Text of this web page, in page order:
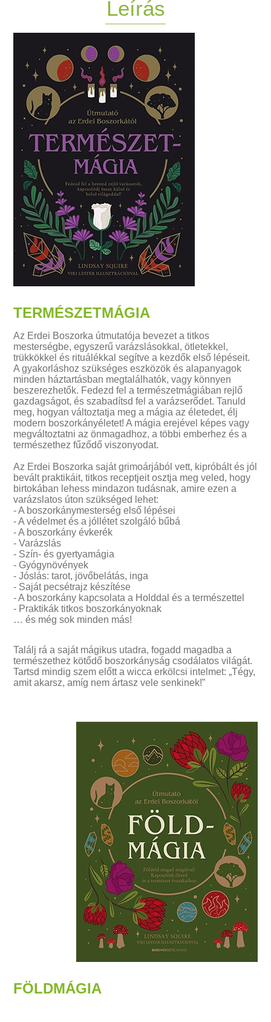
Leírás
TERMÉSZETMÁGIA
Az Erdei Boszorka útmutatója bevezet a titkos
mesterségbe, egyszerű varázslásokkal, ötletekkel,
trükkökkel és rituálékkal segítve a kezdők első lépéseit.
A gyakorláshoz szükséges eszközök és alapanyagok
minden háztartásban megtalálhatók, vagy könnyen
beszerezhetők. Fedezd fel a természetmágiában rejlő
gazdagságot, és szabadítsd fel a varázserődet. Tanuld
meg, hogyan változtatja meg a mágia az életedet, élj
modern boszorkányéletet! A mágia erejével képes vagy
megváltoztatni az önmagadhoz, a többi emberhez és a
természethez fűződő viszonyodat.
Az Erdei Boszorka saját grimoárjából vett, kipróbált és jól
bevált praktikáit, titkos receptjeit osztja meg veled, hogy
birtokában lehess mindazon tudásnak, amire ezen a
varázslatos úton szükséged lehet:
- A boszorkánymesterség első lépései
- A védelmet és a jóllétet szolgáló bűbá
- A boszorkány évkerék
- Varázslás
- Szín- és gyertyamágia
- Gyógynövények
- Jóslás: tarot, jövőbelátás, inga
- Saját pecsétrajz készítése
- A boszorkány kapcsolata a Holddal és a természettel
- Praktikák titkos boszorkányoknak
… és még sok minden más!
Találj rá a saját mágikus utadra, fogadd magadba a
természethez kötődő boszorkányság csodálatos világát.
Tartsd mindig szem előtt a wicca erkölcsi intelmet: „Tégy,
amit akarsz, amíg nem ártasz vele senkinek!”
FÖLDMÁGIA